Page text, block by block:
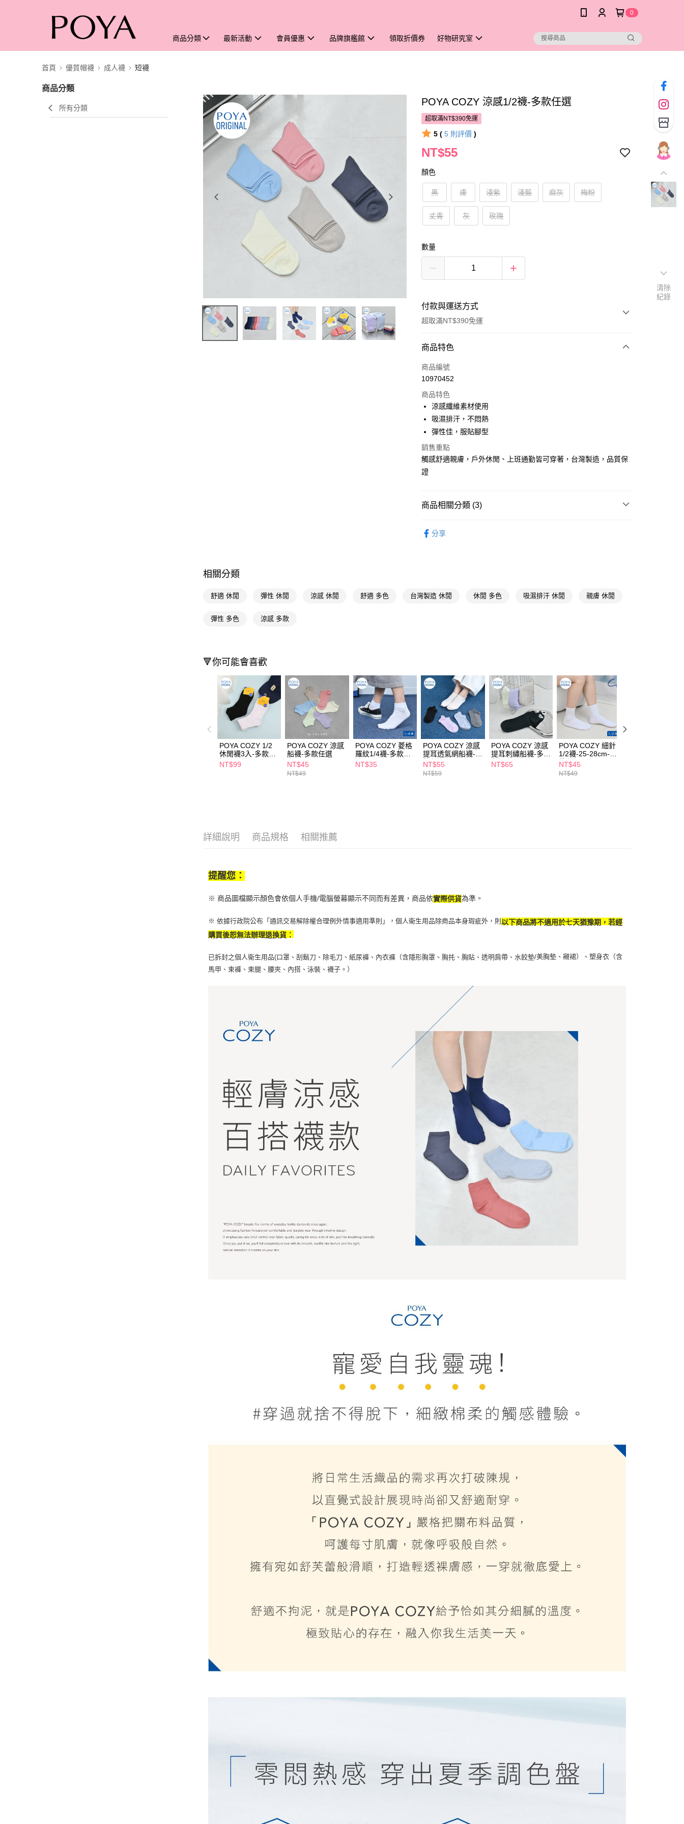
0
商品分類 最新活動 會員優惠 品牌旗艦館 領取折價券 好物研究室
首頁 優質帽襪 成人襪 短襪
商品分類
所有分類
POYA COZY 涼感1/2襪-多款任選
超取滿NT$390免運
5 ( 5 則評價 )
NT$55
顏色
黑 膚 淺紫 淺藍 麻灰 梅粉
丈青 灰 玫瑰
數量
付款與運送方式
超取滿NT$390免運
付款方式
POYA支付
超商取貨付款
LINE Pay
街口支付
相關說明
【關於「AFTEE先享後付」】
先享後付繳納相關費用。
※ 交易是否成功請以「AFTEE先享後付 」之結帳頁面顯示為準，若有關於
是否繳費成功／繳費後需取消欲退款等相關疑問，請聯繫「AFTEE先享後
付客戶支援中心」https://netprotections.freshdesk.com/support/home
【注意事項】
１．透過由恩沛科技股份有限公司提供之「AFTEE先享後付」服務完成之
交易，需依本服務之必要範圍內提供個人資料，並將交易相關給付款項請
求債權轉讓予恩沛科技股份有限公司。
２．關於個人資料處理事宜，請瀏覽以下網址：
https://aftee.tw/terms/#terms3
３．未成年的使用者請事先徵得法定代理人或監護人之同意方可使用
全家取貨付款
每筆NT$65，滿NT$490(含以上)免運費
付款後萊爾富取貨
每筆NT$65，滿NT$490(含以上)免運費
7-11取貨付款
每筆NT$65，滿NT$490(含以上)免運費
付款後7-11取貨
每筆NT$65，滿NT$490(含以上)免運費
商品特色
商品編號
10970452
商品特色
涼感纖維素材使用
吸濕排汗，不悶熱
彈性佳，服貼腳型
銷售重點
觸感舒適親膚，戶外休閒、上班通勤皆可穿著，台灣製造，品質保
證
商品相關分類 (3)
分享
相關分類
舒適 休閒 彈性 休閒 涼感 休閒 舒適 多色 台灣製造 休閒 休閒 多色 吸濕排汗 休閒 親膚 休閒
彈性 多色 涼感 多款
🔻你可能會喜歡
POYA COZY 1/2
休閒襪3入-多款任
選
NT$99
POYA COZY 涼感
船襪-多款任選
NT$45
NT$49
POYA COZY 菱格
羅紋1/4襪-多款任
選
NT$35
POYA COZY 涼感
提耳透氣網船襪-多
款任選
NT$55
NT$59
POYA COZY 涼感
提耳刺繡船襪-多款
任選
NT$65
POYA COZY 細針
1/2襪-25-28cm-多
款任選
NT$45
NT$49
詳細說明 商品規格 相關推薦
提醒您：
※ 商品圖檔顯示顏色會依個人手機/電腦螢幕顯示不同而有差異，商品依實際供貨為準。
※ 依據行政院公布「通訊交易解除權合理例外情事適用準則」，個人衛生用品除商品本身瑕疵外，則 以下商品將不適用於七天猶豫期，若經
購買後恕無法辦理退換貨：
已拆封之個人衛生用品(口罩、刮鬍刀、除毛刀、紙尿褲、內衣褲（含隱形胸罩、胸扥、胸貼、透明肩帶、水餃墊/美胸墊、襯裙）、塑身衣（含
馬甲、束褲、束腿、腰夾、內搭、泳裝、襪子。）
清除
紀錄